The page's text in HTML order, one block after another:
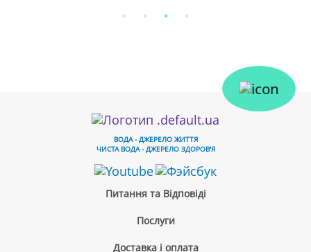
ВОДА - ДЖЕРЕЛО ЖИТТЯ
ЧИСТА ВОДА - ДЖЕРЕЛО ЗДОРОВ'Я
Питання та Відповіді
Послуги
Доставка і оплата